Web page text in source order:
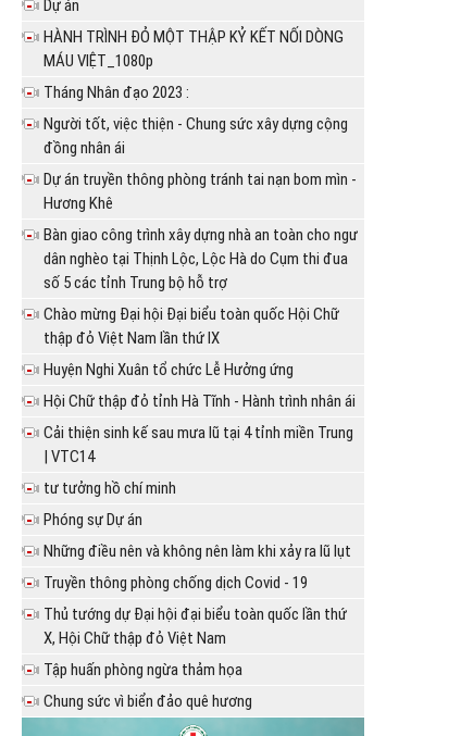
Dự án
HÀNH TRÌNH ĐỎ MỘT THẬP KỶ KẾT NỐI DÒNG
MÁU VIỆT_1080p
Tháng Nhân đạo 2023 :
Người tốt, việc thiện - Chung sức xây dựng cộng
đồng nhân ái
Dự án truyền thông phòng tránh tai nạn bom mìn -
Hương Khê
Bàn giao công trình xây dựng nhà an toàn cho ngư
dân nghèo tại Thịnh Lộc, Lộc Hà do Cụm thi đua
số 5 các tỉnh Trung bộ hỗ trợ
Chào mừng Đại hội Đại biểu toàn quốc Hội Chữ
thập đỏ Việt Nam lần thứ IX
Huyện Nghi Xuân tổ chức Lễ Hưởng ứng
Hội Chữ thập đỏ tỉnh Hà Tĩnh - Hành trình nhân ái
Cải thiện sinh kế sau mưa lũ tại 4 tỉnh miền Trung
| VTC14
tư tưởng hồ chí minh
Phóng sự Dự án
Những điều nên và không nên làm khi xảy ra lũ lụt
Truyền thông phòng chống dịch Covid - 19
Thủ tướng dự Đại hội đại biểu toàn quốc lần thứ
X, Hội Chữ thập đỏ Việt Nam
Tập huấn phòng ngừa thảm họa
Chung sức vì biển đảo quê hương